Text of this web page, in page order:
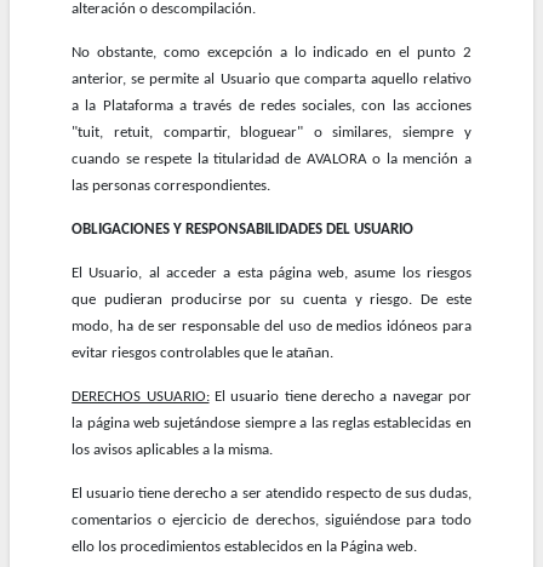
alteración o descompilación.
No obstante, como excepción a lo indicado en el punto 2
anterior, se permite al Usuario que comparta aquello relativo
a la Plataforma a través de redes sociales, con las acciones
"tuit, retuit, compartir, bloguear" o similares, siempre y
cuando se respete la titularidad de AVALORA o la mención a
las personas correspondientes.
OBLIGACIONES Y RESPONSABILIDADES DEL USUARIO
El Usuario, al acceder a esta página web, asume los riesgos
que pudieran producirse por su cuenta y riesgo. De este
modo, ha de ser responsable del uso de medios idóneos para
evitar riesgos controlables que le atañan.
DERECHOS USUARIO:El usuario tiene derecho a navegar por
la página web sujetándose siempre a las reglas establecidas en
los avisos aplicables a la misma.
El usuario tiene derecho a ser atendido respecto de sus dudas,
comentarios o ejercicio de derechos, siguiéndose para todo
ello los procedimientos establecidos en la Página web.